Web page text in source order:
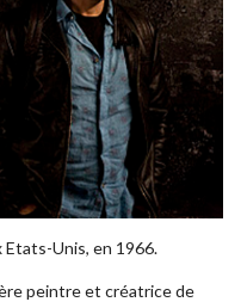
Etats-Unis, en 1966.
peintre et créatrice de